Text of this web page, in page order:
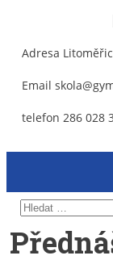
Adresa
Email
telefon 286 028
Vyhledávání